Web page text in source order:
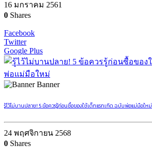
16 มกราคม 2561
0 Shares
Facebook
Twitter
Google Plus
Banner
รู้ไว้ไม่บานปลาย! 5 ข้อควรรู้ก่อนซื้อของใช้เด็กแรกเกิด ฉบับพ่อแม่มือใหม่
24 พฤศจิกายน 2568
0 Shares